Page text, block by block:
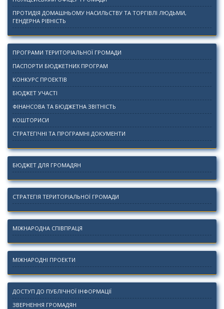
ПРОТИДІЯ ДОМАШНЬОМУ НАСИЛЬСТВУ ТА ТОРГІВЛІ ЛЮДЬМИ,
ГЕНДЕРНА РІВНІСТЬ
ПРОГРАМИ ТЕРИТОРІАЛЬНОЇ ГРОМАДИ
ПАСПОРТИ БЮДЖЕТНИХ ПРОГРАМ
КОНКУРС ПРОЕКТІВ
БЮДЖЕТ УЧАСТІ
ФІНАНСОВА ТА БЮДЖЕТНА ЗВІТНІСТЬ
КОШТОРИСИ
СТРАТЕГІЧНІ ТА ПРОГРАМНІ ДОКУМЕНТИ
БЮДЖЕТ ДЛЯ ГРОМАДЯН
СТРАТЕГІЯ ТЕРИТОРІАЛЬНОЇ ГРОМАДИ
МІЖНАРОДНА СПІВПРАЦЯ
МІЖНАРОДНІ ПРОЕКТИ
ДОСТУП ДО ПУБЛІЧНОЇ ІНФОРМАЦІЇ
ЗВЕРНЕННЯ ГРОМАДЯН